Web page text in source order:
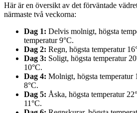
Här är en översikt av det förväntade
närmaste två veckorna:
Dag 1: Delvis molnigt, högsta
temperatur 9°C.
Dag 2: Regn, högsta temperatur
Dag 3: Soligt, högsta temperatur
10°C.
Dag 4: Molnigt, högsta temperatur
8°C.
Dag 5: Åska, högsta temperatur
11°C.